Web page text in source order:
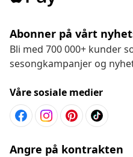
Abonner på vårt
Bli med 700 000+ kunder
sesongkampanjer og
Våre sosiale medier
Angre på kontrakten